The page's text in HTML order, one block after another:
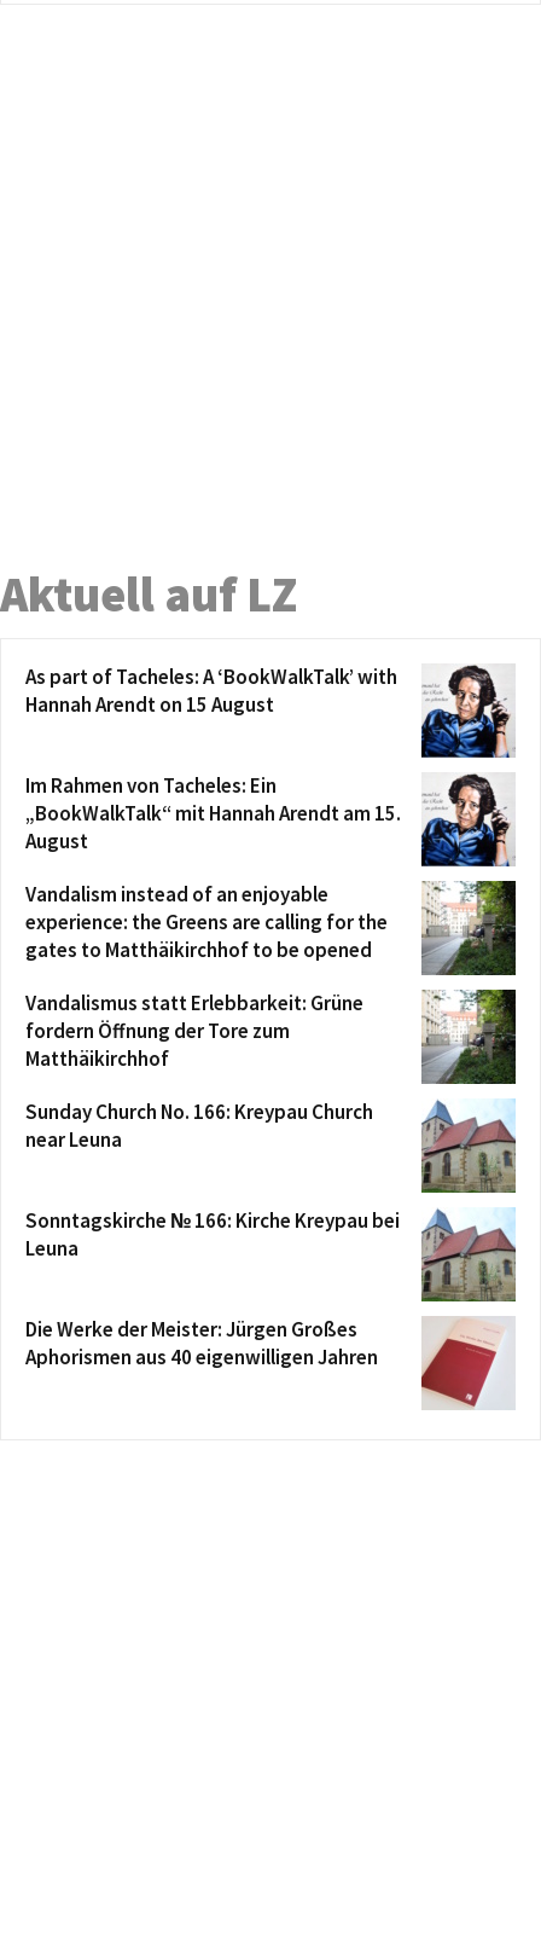
Aktuell auf LZ
As part of Tacheles: A ‘BookWalkTalk’ with
Hannah Arendt on 15 August
Im Rahmen von Tacheles: Ein
„BookWalkTalk“ mit Hannah Arendt am 15.
August
Vandalism instead of an enjoyable
experience: the Greens are calling for the
gates to Matthäikirchhof to be opened
Vandalismus statt Erlebbarkeit: Grüne
fordern Öffnung der Tore zum
Matthäikirchhof
Sunday Church No. 166: Kreypau Church
near Leuna
Sonntagskirche № 166: Kirche Kreypau bei
Leuna
Die Werke der Meister: Jürgen Großes
Aphorismen aus 40 eigenwilligen Jahren